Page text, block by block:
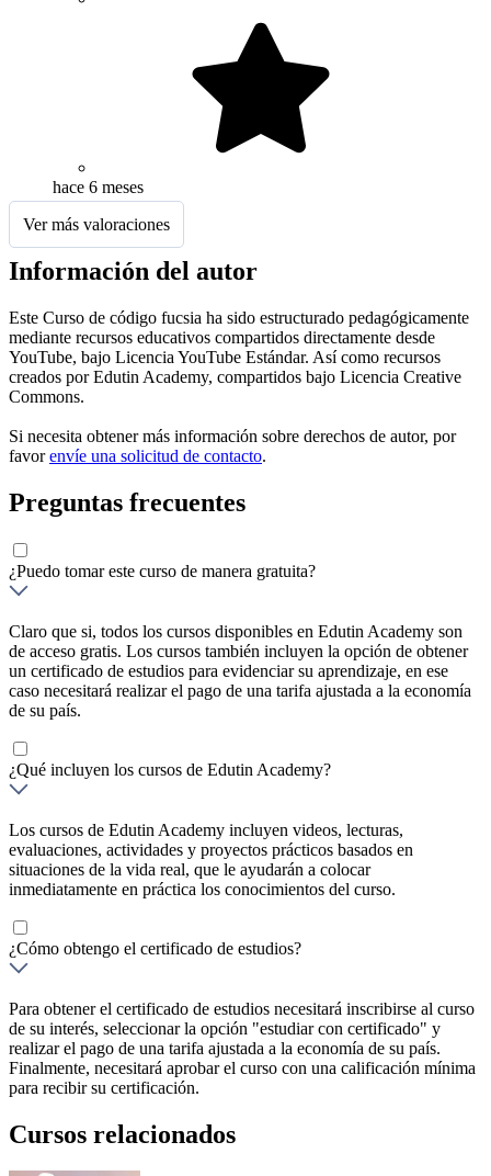
hace 6 meses
Ver más valoraciones
Información del autor
Este Curso de código fucsia ha sido estructurado pedagógicamente
mediante recursos educativos compartidos directamente desde
YouTube, bajo Licencia YouTube Estándar. Así como recursos
creados por Edutin Academy, compartidos bajo Licencia Creative
Commons.
Si necesita obtener más información sobre derechos de autor, por
favorenvíe una solicitud de contacto.
Preguntas frecuentes
¿Puedo tomar este curso de manera gratuita?
Claro que si, todos los cursos disponibles en Edutin Academy son
de acceso gratis. Los cursos también incluyen la opción de obtener
un certificado de estudios para evidenciar su aprendizaje, en ese
caso necesitará realizar el pago de una tarifa ajustada a la economía
de su país.
¿Qué incluyen los cursos de Edutin Academy?
Los cursos de Edutin Academy incluyen videos, lecturas,
evaluaciones, actividades y proyectos prácticos basados en
situaciones de la vida real, que le ayudarán a colocar
inmediatamente en práctica los conocimientos del curso.
¿Cómo obtengo el certificado de estudios?
Para obtener el certificado de estudios necesitará inscribirse al curso
de su interés, seleccionar la opción "estudiar con certificado" y
realizar el pago de una tarifa ajustada a la economía de su país.
Finalmente, necesitará aprobar el curso con una calificación mínima
para recibir su certificación.
Cursos relacionados